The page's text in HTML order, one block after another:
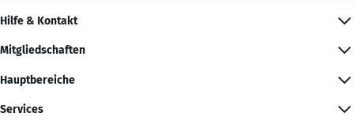
Hilfe & Kontakt
Mitgliedschaften
Hauptbereiche
Services